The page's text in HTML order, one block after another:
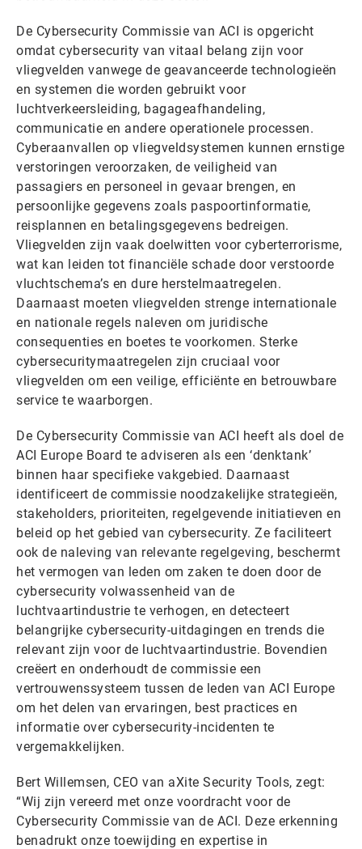
De Cybersecurity Commissie van ACI is opgericht
omdat cybersecurity van vitaal belang zijn voor
vliegvelden vanwege de geavanceerde technologieën
en systemen die worden gebruikt voor
luchtverkeersleiding, bagageafhandeling,
communicatie en andere operationele processen.
Cyberaanvallen op vliegveldsystemen kunnen ernstige
verstoringen veroorzaken, de veiligheid van
passagiers en personeel in gevaar brengen, en
persoonlijke gegevens zoals paspoortinformatie,
reisplannen en betalingsgegevens bedreigen.
Vliegvelden zijn vaak doelwitten voor cyberterrorisme,
wat kan leiden tot financiële schade door verstoorde
vluchtschema’s en dure herstelmaatregelen.
Daarnaast moeten vliegvelden strenge internationale
en nationale regels naleven om juridische
consequenties en boetes te voorkomen. Sterke
cybersecuritymaatregelen zijn cruciaal voor
vliegvelden om een veilige, efficiënte en betrouwbare
service te waarborgen.
De Cybersecurity Commissie van ACI heeft als doel de
ACI Europe Board te adviseren als een ‘denktank’
binnen haar specifieke vakgebied. Daarnaast
identificeert de commissie noodzakelijke strategieën,
stakeholders, prioriteiten, regelgevende initiatieven en
beleid op het gebied van cybersecurity. Ze faciliteert
ook de naleving van relevante regelgeving, beschermt
het vermogen van leden om zaken te doen door de
cybersecurity volwassenheid van de
luchtvaartindustrie te verhogen, en detecteert
belangrijke cybersecurity-uitdagingen en trends die
relevant zijn voor de luchtvaartindustrie. Bovendien
creëert en onderhoudt de commissie een
vertrouwenssysteem tussen de leden van ACI Europe
om het delen van ervaringen, best practices en
informatie over cybersecurity-incidenten te
vergemakkelijken.
Bert Willemsen, CEO van aXite Security Tools, zegt:
“Wij zijn vereerd met onze voordracht voor de
Cybersecurity Commissie van de ACI. Deze erkenning
benadrukt onze toewijding en expertise in